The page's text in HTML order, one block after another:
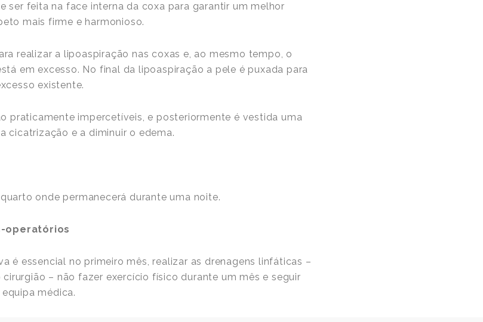
ser feita na face interna da coxa para garantir um melhor
mais firme e harmonioso.
realizar a lipoaspiração nas coxas e, ao mesmo tempo, o
em excesso. No final da lipoaspiração a pele é puxada para
existente.
praticamente impercetíveis, e posteriormente é vestida uma
cicatrização e a diminuir o edema.
onde permanecerá durante uma noite.
operatórios
é essencial no primeiro mês, realizar as drenagens linfáticas –
– não fazer exercício físico durante um mês e seguir
médica.